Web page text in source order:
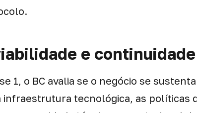
e
1, o BC avalia se o negócio se
infraestrutura tecnológica, as políticas